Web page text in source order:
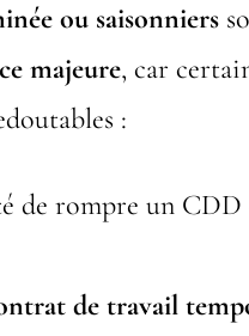
ou saisonniers
majeure, car
:
de rompre un CDD
de travail